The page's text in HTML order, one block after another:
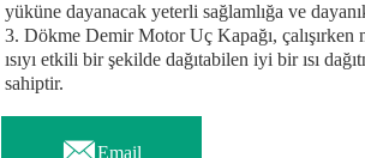
yüküne dayanacak yeterli sağlamlığa ve
3. Dökme Demir Motor Uç Kapağı, çalışırken
ısıyı etkili bir şekilde dağıtabilen iyi bir ısı
sahiptir.
Email